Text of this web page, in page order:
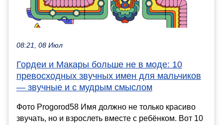
08:21, 08 Июл
Гордеи и Макары больше не в моде: 10
превосходных звучных имен для мальчиков
— звучные и с мудрым смыслом
Фото Progorod58 Имя должно не только красиво
звучать, но и взрослеть вместе с ребёнком. Вот 10